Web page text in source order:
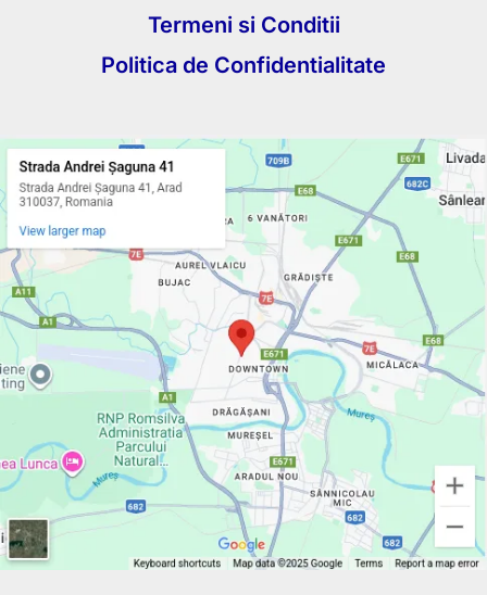
Termeni si Conditii
Politica de Confidentialitate